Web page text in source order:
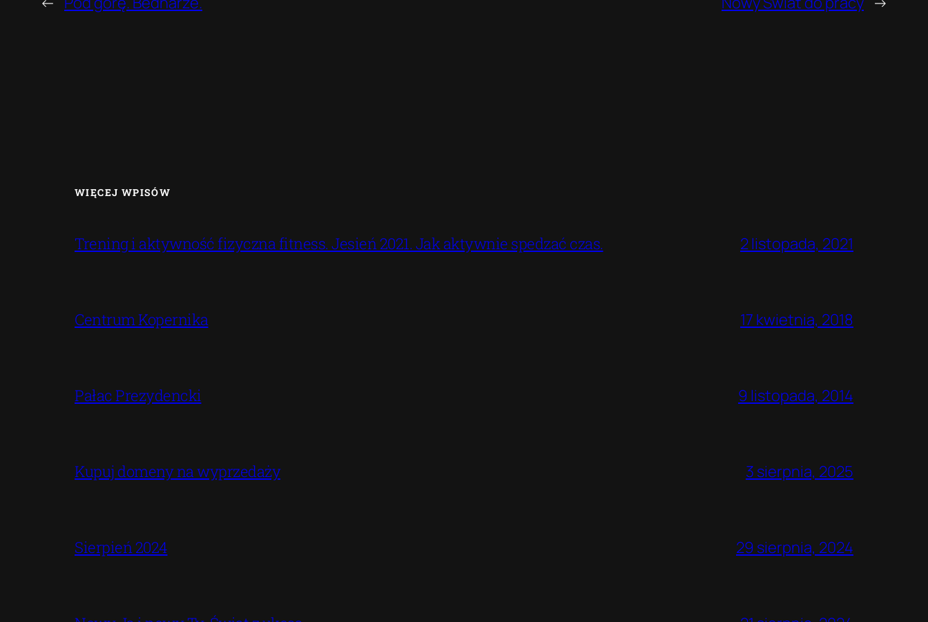
WIĘCEJ WPISÓW
Trening i aktywność fizyczna fitness. Jesień 2021. Jak aktywnie spedzać czas. 2 listopada, 2021
Centrum Kopernika 17 kwietnia, 2018
Pałac Prezydencki 9 listopada, 2014
Kupuj domeny na wyprzedaży 3 sierpnia, 2025
Sierpień 2024 29 sierpnia, 2024